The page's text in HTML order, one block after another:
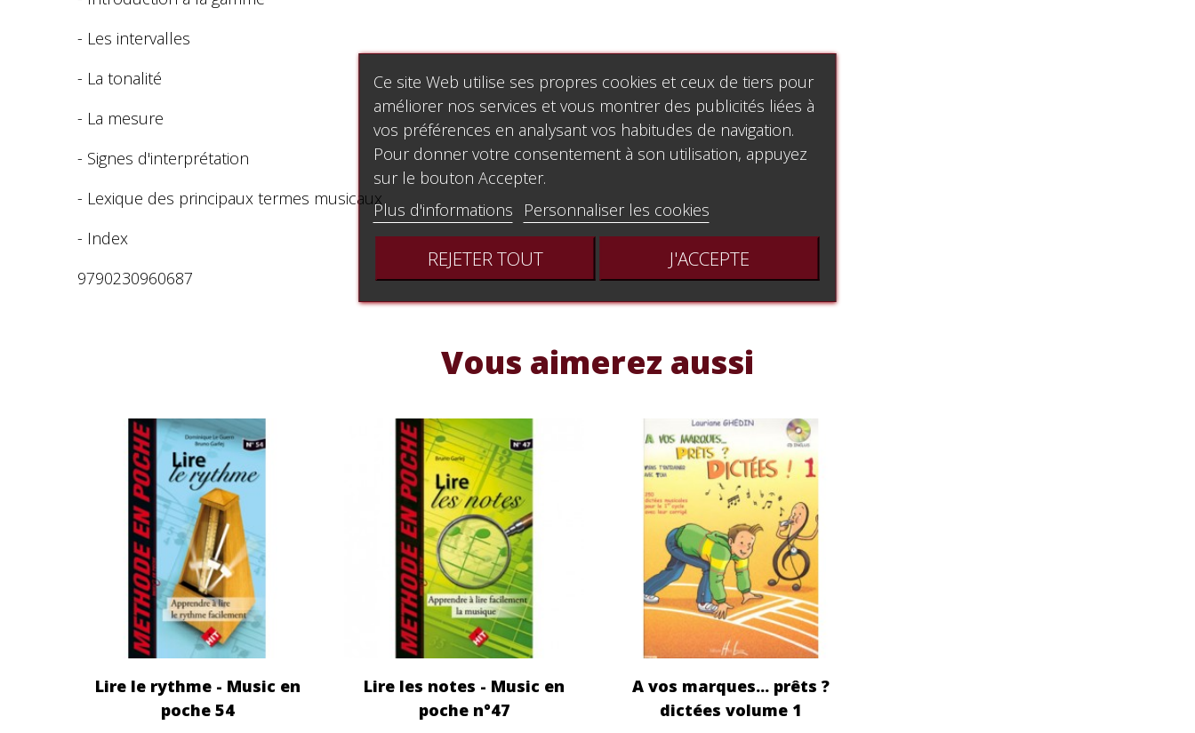
- Les intervalles
- La tonalité
- La mesure
- Signes d'interprétation
- Lexique des principaux termes musicaux
- Index
9790230960687
Vous aimerez aussi
Lire le rythme - Music en
poche 54
Lire les notes - Music en
poche n°47
A vos marques... prêts ?
dictées volume 1
Ce site Web utilise ses propres cookies et ceux de tiers pour
améliorer nos services et vous montrer des publicités liées à
vos préférences en analysant vos habitudes de navigation.
Pour donner votre consentement à son utilisation, appuyez
sur le bouton Accepter.
Plus d'informations
Personnaliser les cookies
REJETER TOUT J'ACCEPTE